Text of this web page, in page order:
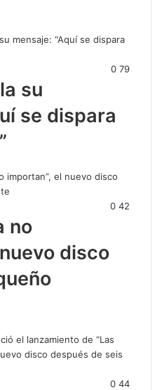
0 79
su
se dispara
0 42
no
disco
0 44